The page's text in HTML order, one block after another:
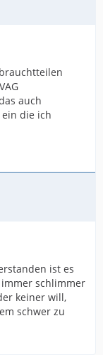
auch
die ich
ist es
schlimmer
keiner will,
schwer zu